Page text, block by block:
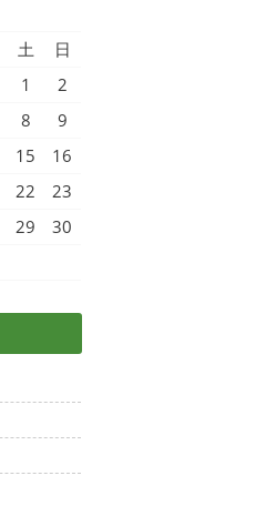
土
日
1
2
8
9
15
16
22
23
29
30